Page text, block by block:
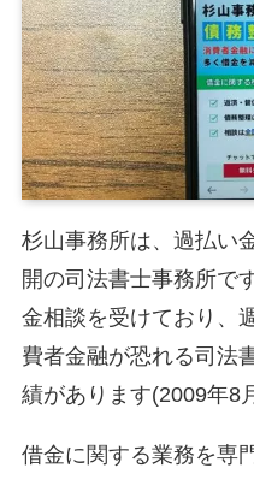
杉山事務所は、過払い
開の司法書士事務所で
金相談を受けており、
費者金融が恐れる司法
績があります(2009年8
借金に関する業務を専